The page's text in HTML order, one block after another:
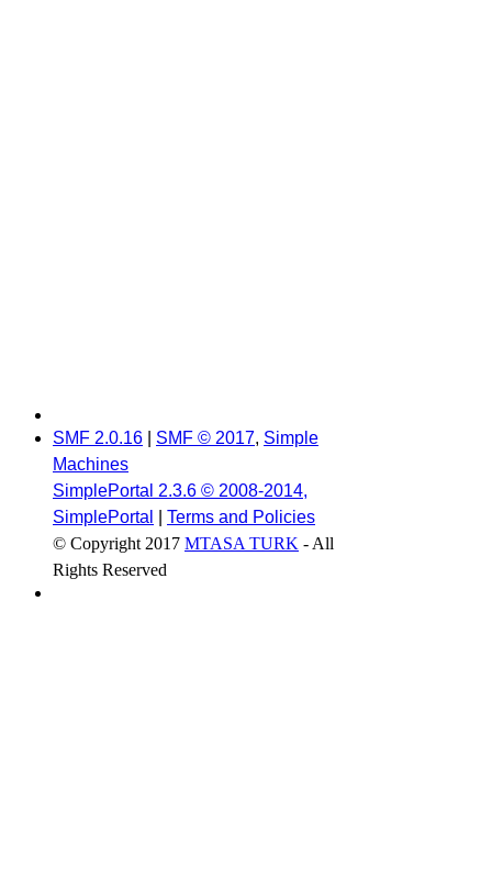
SMF 2.0.16 SMF © 2017, Simple
Machines
SimplePortal 2.3.6 © 2008-2014,
SimplePortal
Terms and Policies
© Copyright 2017 MTASA TURK - All
Rights Reserved